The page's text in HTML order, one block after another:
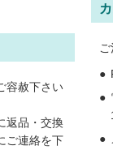
容赦下さい
返品・交換
ご連絡を下